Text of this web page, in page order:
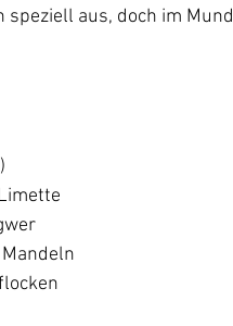
speziell aus, doch im Mund